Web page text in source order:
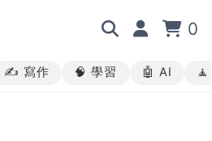
0
✍️ 寫作 🧠 學習 🤖 AI